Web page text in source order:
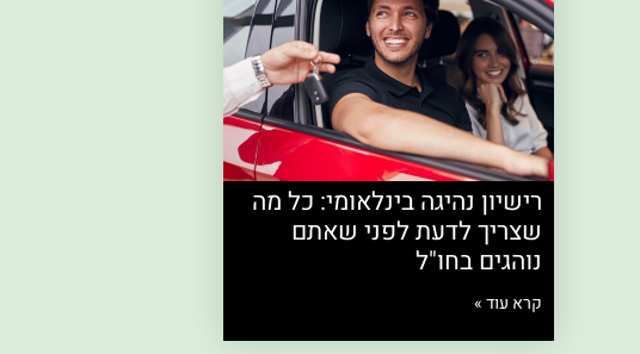
רישיון נהיגה בינלאומי: כל מה
שצריך לדעת לפני שאתם
נוהגים בחו"ל
קרא עוד »